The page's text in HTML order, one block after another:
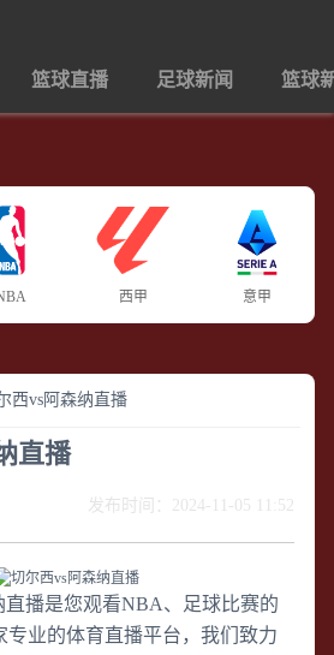
篮球直播 足球新闻 篮球
西甲 意甲
西vs阿森纳直播
直播
发布时间：2024-11-05 11:52
直播是您观看NBA、足球比赛的
专业的体育直播平台，我们致力